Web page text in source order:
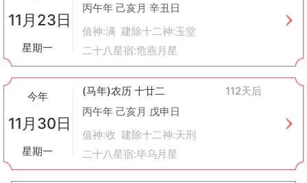
11月23日
星期一
丙午年 己亥月 辛丑日
值神:满 建除十二神:玉堂
二十八星宿:危燕月星
今年
11月30日
星期一
(马年)农历 十廿二
112天后
丙午年 己亥月 戊申日
值神:收 建除十二神:天刑
二十八星宿:毕乌月星